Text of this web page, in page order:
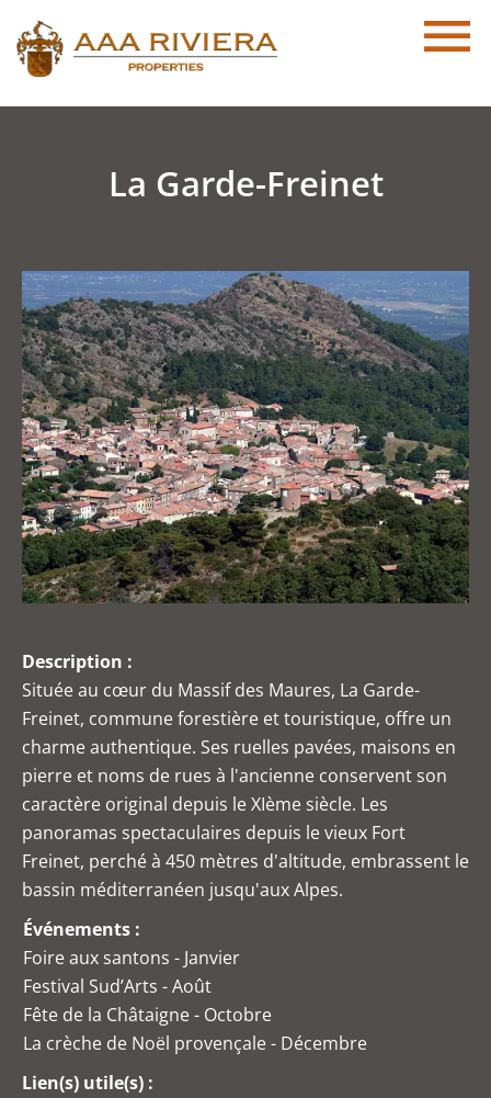
La Garde-Freinet
Description :
Située au cœur du Massif des Maures, La Garde-
Freinet, commune forestière et touristique, offre un
charme authentique. Ses ruelles pavées, maisons en
pierre et noms de rues à l'ancienne conservent son
caractère original depuis le XIème siècle. Les
panoramas spectaculaires depuis le vieux Fort
Freinet, perché à 450 mètres d'altitude, embrassent le
bassin méditerranéen jusqu'aux Alpes.
Événements :
Foire aux santons - Janvier
Festival Sud’Arts - Août
Fête de la Châtaigne - Octobre
La crèche de Noël provençale - Décembre
Lien(s) utile(s) :